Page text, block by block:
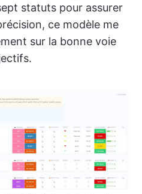
statuts pour assurer
ce modèle me
sur la bonne voie